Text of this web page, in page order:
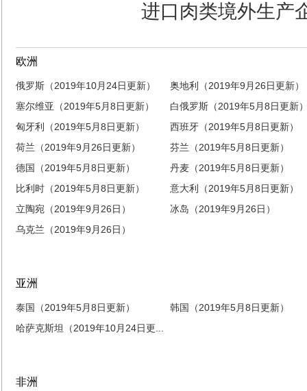
进口肉
欧洲
俄罗斯（2019年10月24日更新）
奥地利（2019年9月26日更新）
塞尔维亚（2019年5月8日更新）
白俄罗斯（2019年5月8日更新
匈牙利（2019年5月8日更新）
西班牙（2019年5月8日更新）
荷兰（2019年9月26日更新）
芬兰（2019年5月8日更新）
德国（2019年5月8日更新）
丹麦（2019年5月8日更新）
比利时（2019年5月8日更新）
意大利（2019年5月8日更新）
立陶宛（2019年9月26日）
冰岛（2019年9月26日）
乌克兰（2019年9月26日）
亚洲
泰国（2019年5月8日更新）
韩国（2019年5月8日更新）
哈萨克斯坦（2019年10月24日更...
非洲